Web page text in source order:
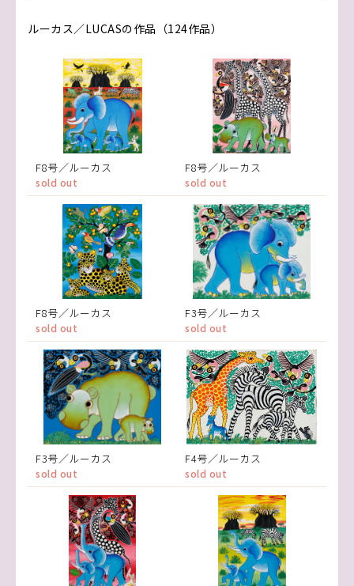
ルーカス／LUCASの作品（124作品）
F8号／ルーカス
sold out
F8号／ルーカス
sold out
F8号／ルーカス
sold out
F3号／ルーカス
sold out
F3号／ルーカス
sold out
F4号／ルーカス
sold out